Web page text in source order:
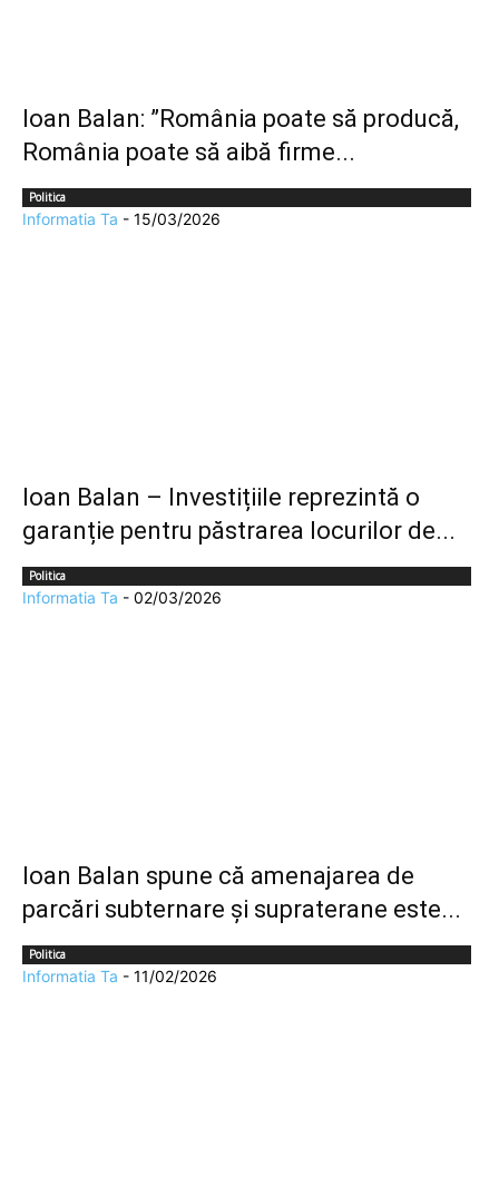
Ioan Balan: ”România poate să producă,
România poate să aibă firme...
Politica
Informatia Ta - 15/03/2026
Ioan Balan – Investițiile reprezintă o
garanție pentru păstrarea locurilor de...
Politica
Informatia Ta - 02/03/2026
Ioan Balan spune că amenajarea de
parcări subternare și supraterane este...
Politica
Informatia Ta - 11/02/2026